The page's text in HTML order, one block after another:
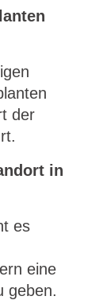
der
in
es
eine
geben.